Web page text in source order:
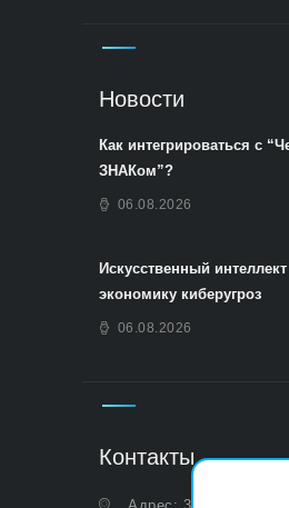
Новости
Как интегрироваться с
ЗНАКом”?
06.08.2026
Искусственный
экономику киберугроз
06.08.2026
Контакты